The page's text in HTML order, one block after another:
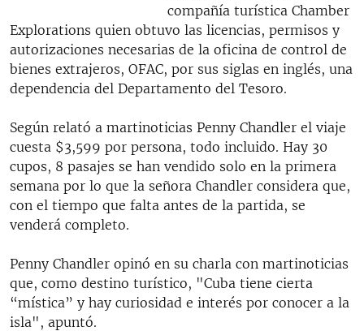
compañía turística Chamber
Explorations quien obtuvo las licencias, permisos y
autorizaciones necesarias de la oficina de control de
bienes extrajeros, OFAC, por sus siglas en inglés, una
dependencia del Departamento del Tesoro.
Según relató a martinoticias Penny Chandler el viaje
cuesta $3,599 por persona, todo incluido. Hay 30
cupos, 8 pasajes se han vendido solo en la primera
semana por lo que la señora Chandler considera que,
con el tiempo que falta antes de la partida, se
venderá completo.
Penny Chandler opinó en su charla con martinoticias
que, como destino turístico, "Cuba tiene cierta
“mística” y hay curiosidad e interés por conocer a la
isla", apuntó.